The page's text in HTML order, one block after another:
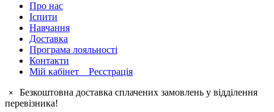
Про нас
Іспити
Навчання
Доставка
Програма лояльності
Контакти
Мій кабінет Реєстрація
×
Безкоштовна доставка сплачених замовлень у відділення
перевізника!